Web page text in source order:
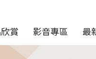
賞 影音專區 最